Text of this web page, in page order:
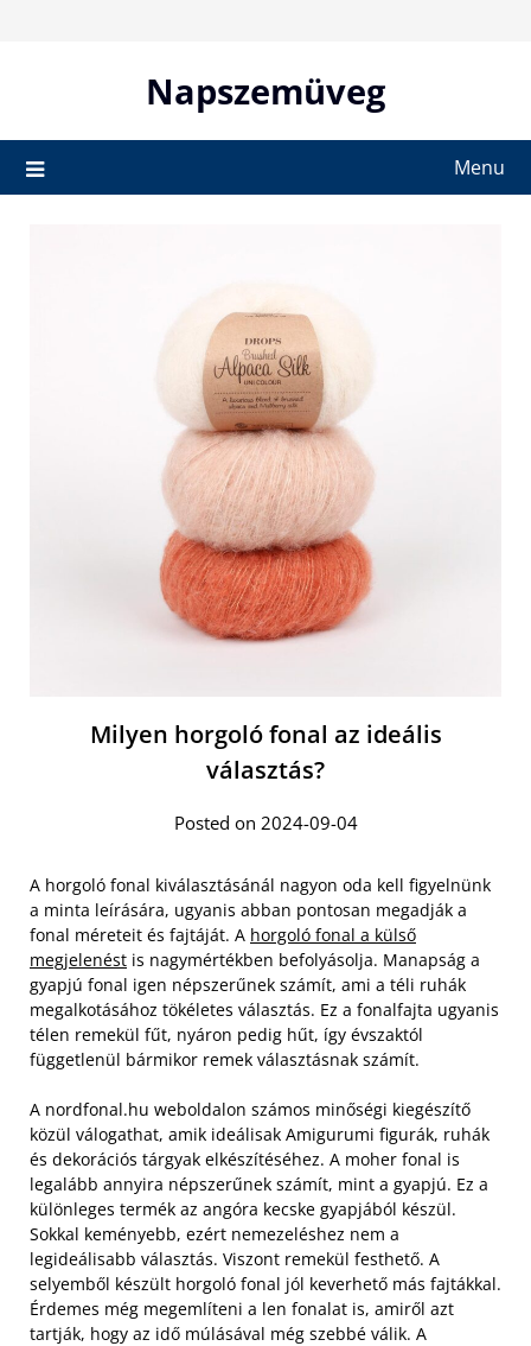
Napszemüveg
Menu
Milyen horgoló fonal az ideális
választás?
Posted on 2024-09-04
A horgoló fonal kiválasztásánál nagyon oda kell figyelnünk
a minta leírására, ugyanis abban pontosan megadják a
fonal méreteit és fajtáját. A horgoló fonal a külső
megjelenést is nagymértékben befolyásolja. Manapság a
gyapjú fonal igen népszerűnek számít, ami a téli ruhák
megalkotásához tökéletes választás. Ez a fonalfajta ugyanis
télen remekül fűt, nyáron pedig hűt, így évszaktól
függetlenül bármikor remek választásnak számít.
A nordfonal.hu weboldalon számos minőségi kiegészítő
közül válogathat, amik ideálisak Amigurumi figurák, ruhák
és dekorációs tárgyak elkészítéséhez. A moher fonal is
legalább annyira népszerűnek számít, mint a gyapjú. Ez a
különleges termék az angóra kecske gyapjából készül.
Sokkal keményebb, ezért nemezeléshez nem a
legideálisabb választás. Viszont remekül festhető. A
selyemből készült horgoló fonal jól keverhető más fajtákkal.
Érdemes még megemlíteni a len fonalat is, amiről azt
tartják, hogy az idő múlásával még szebbé válik. A